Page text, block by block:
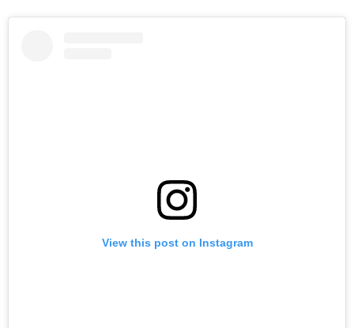
View this post on Instagram